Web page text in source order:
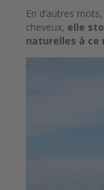
En d’autres
cheveux, elle
naturelles à ce